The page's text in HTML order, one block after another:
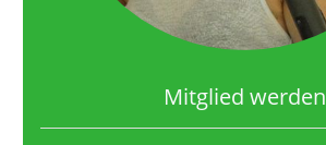
Mitglied werden